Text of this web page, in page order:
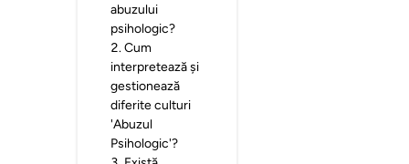
abuzului
psihologic?
2.Cum
interpretează și
gestionează
diferite culturi
'Abuzul
Psihologic'?